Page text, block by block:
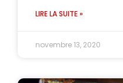
LIRE LA SUITE »
novembre 13, 2020